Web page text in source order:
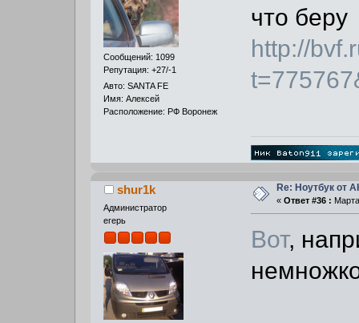
Сообщений: 1099
Репутация: +27/-1
Авто: SANTA FE
Имя: Алексей
Расположение: РФ Воронеж
что беру
http://
shur1k
Администратор
егерь
Re: Ноутбук от
« Ответ #36 :
Вот,